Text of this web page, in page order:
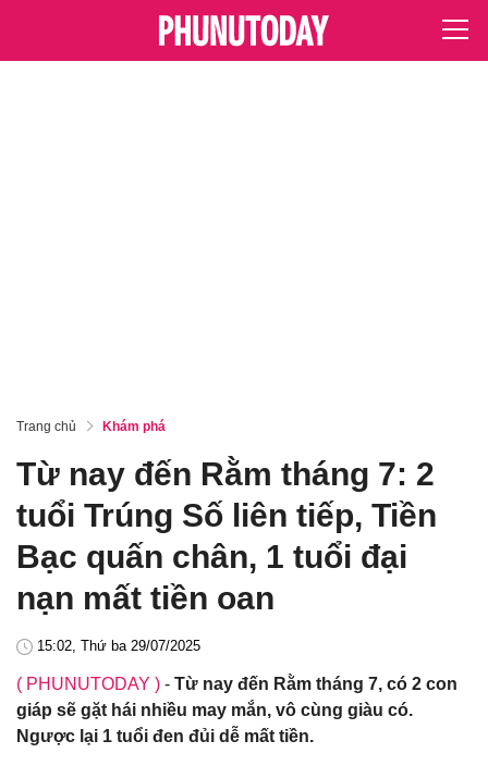
Trang chủ Khám phá
Từ nay đến Rằm tháng 7: 2
tuổi Trúng Số liên tiếp, Tiền
Bạc quấn chân, 1 tuổi đại
nạn mất tiền oan
15:02, Thứ ba 29/07/2025
( PHUNUTODAY ) - Từ nay đến Rằm tháng 7, có 2 con
giáp sẽ gặt hái nhiều may mắn, vô cùng giàu có.
Ngược lại 1 tuổi đen đủi dễ mất tiền.